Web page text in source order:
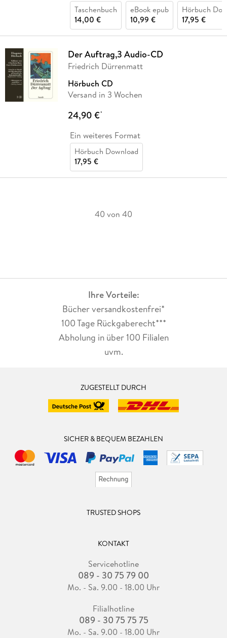
Taschenbuch
14,00 €
eBook epub
10,99 €
Hörbuch
17,95 €
Der Auftrag,3 Audio-CD
Friedrich Dürrenmatt
Hörbuch CD
Versand in 3 Wochen
24,90 €*
Ein weiteres Format
Hörbuch Download
17,95 €
40 von 40
Ihre Vorteile:
Bücher versandkostenfrei*
100 Tage Rückgaberecht***
Abholung in über 100 Filialen
uvm.
ZUGESTELLT DURCH
SICHER & BEQUEM BEZAHLEN
TRUSTED SHOPS
KONTAKT
Servicehotline
089 - 30 75 79 00
Mo. - Sa. 9.00 - 18.00 Uhr
Filialhotline
089 - 30 75 75 75
Mo. - Sa. 9.00 - 18.00 Uhr